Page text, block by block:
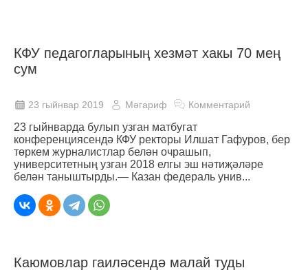
КФУ педагогларының хезмәт хакы 70 мең
сум
23 гыйнвар 2019 Мәгариф Комментарий
23 гыйнварда булып узган матбугат
конференциясендә КФУ ректоры Илшат Гафуров, бер
төркем журналистлар белән очрашып,
университетның узган 2018 елгы эш нәтиҗәләре
белән таныштырды.— Казан федераль унив...
Каюмовлар гаиләсендә малай туды